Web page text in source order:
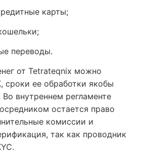
карты;
переводы.
от Tetrateqnix можно
сроки ее обработки якобы
внутреннем регламенте
остается право
комиссии и
так как проводник